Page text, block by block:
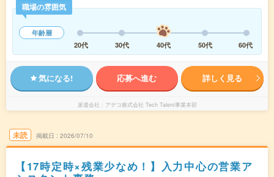
職場の雰囲気
年齢層
20代
30代 40代 50代 60代
気になる! 応募へ進む 詳しく見る
派遣会社 アデコ株式会社 Tech Talent事業本部
未読 掲載日 2026/07/10
【17時定時×残業少なめ！】入力中心の営業ア